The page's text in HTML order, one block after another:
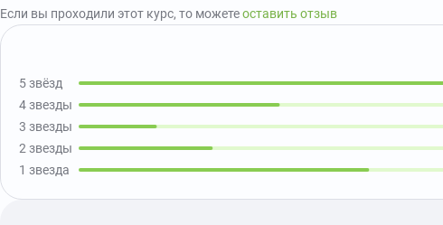
Если вы проходили этот курс, то можетеоставить отзыв
5 звёзд
4 звезды
3 звезды
2 звезды
1 звезда